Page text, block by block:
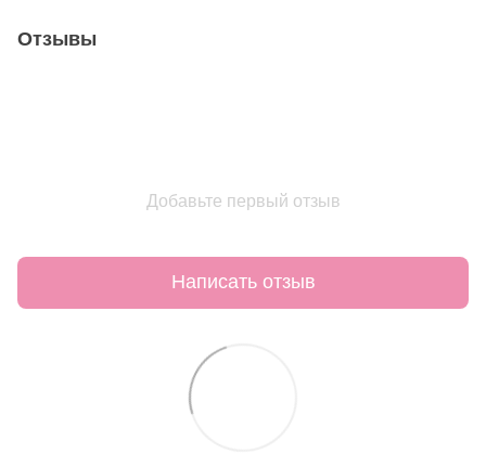
Отзывы
Добавьте первый отзыв
Написать отзыв